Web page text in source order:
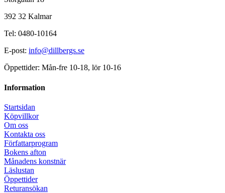
392 32 Kalmar
Tel: 0480-10164
E-post: info@dillbergs.se
Öppettider: Mån-fre 10-18, lör 10-16
Information
Startsidan
Köpvillkor
Om oss
Kontakta oss
Författarprogram
Bokens afton
Månadens konstnär
Läslustan
Öppettider
Returansökan